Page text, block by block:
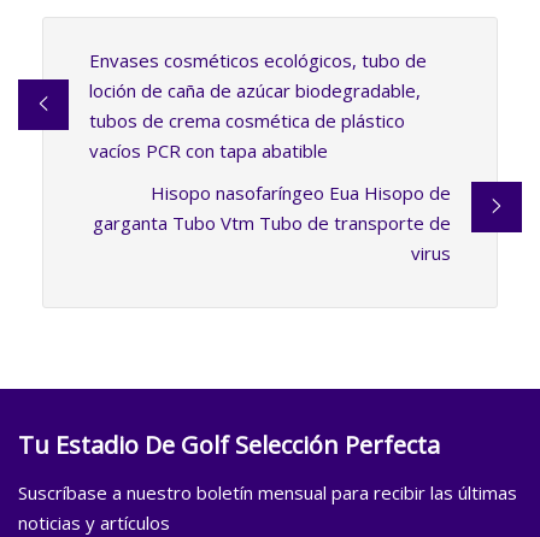
Envases cosméticos ecológicos, tubo de
loción de caña de azúcar biodegradable,
tubos de crema cosmética de plástico
vacíos PCR con tapa abatible
Hisopo nasofaríngeo Eua Hisopo de
garganta Tubo Vtm Tubo de transporte de
virus
Tu Estadio De Golf Selección Perfecta
Suscríbase a nuestro boletín mensual para recibir las últimas
noticias y artículos